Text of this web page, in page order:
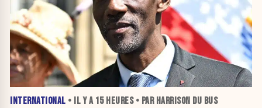
INTERNATIONAL • IL Y A 15 HEURES• PAR HARRISON DU BUS